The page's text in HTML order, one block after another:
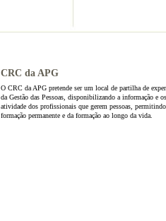
CRC da APG
O CRC da APG pretende ser um local de partilha de
da Gestão das Pessoas, disponibilizando a informação e
atividade dos profissionais que gerem pessoas,
formação permanente e da formação ao longo da vida.